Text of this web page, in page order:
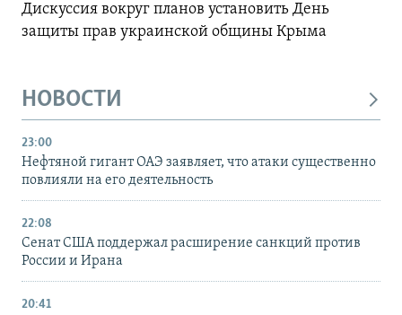
Дискуссия вокруг планов установить День
защиты прав украинской общины Крыма
НОВОСТИ
23:00
Нефтяной гигант ОАЭ заявляет, что атаки существенно
повлияли на его деятельность
22:08
Сенат США поддержал расширение санкций против
России и Ирана
20:41